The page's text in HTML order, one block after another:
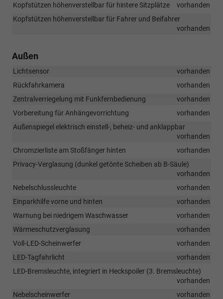
Kopfstützen höhenverstellbar für hintere Sitzplätze
vorhanden
Kopfstützen höhenverstellbar für Fahrer und Beifahrer
vorhanden
Außen
Lichtsensor
vorhanden
Rückfahrkamera
vorhanden
Zentralverriegelung mit Funkfernbedienung
vorhanden
Vorbereitung für Anhängevorrichtung
vorhanden
Außenspiegel elektrisch einstell-, beheiz- und anklappbar
vorhanden
Chromzierliste am Stoßfänger hinten
vorhanden
Privacy-Verglasung (dunkel getönte Scheiben ab B-Säule)
vorhanden
Nebelschlussleuchte
vorhanden
Einparkhilfe vorne und hinten
vorhanden
Warnung bei niedrigem Waschwasser
vorhanden
Wärmeschutzverglasung
vorhanden
Voll-LED-Scheinwerfer
vorhanden
LED-Tagfahrlicht
vorhanden
LED-Bremsleuchte, integriert in Heckspoiler (3. Bremsleuchte)
vorhanden
Nebelscheinwerfer
vorhanden